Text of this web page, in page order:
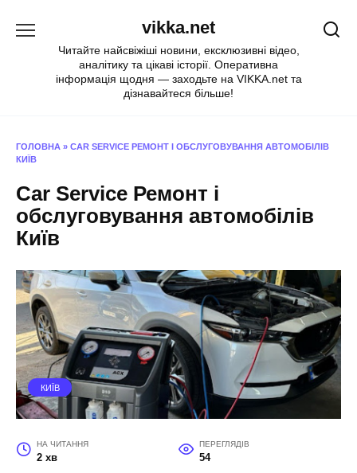
vikka.net
Читайте найсвіжіші новини, ексклюзивні відео,
аналітику та цікаві історії. Оперативна
інформація щодня — заходьте на VIKKA.net та
дізнавайтеся більше!
ГОЛОВНА » CAR SERVICE РЕМОНТ І ОБСЛУГОВУВАННЯ АВТОМОБІЛІВ
КИЇВ
Car Service Ремонт і
обслуговування автомобілів
Київ
КИЇВ
НА ЧИТАННЯ
2 хв
ПЕРЕГЛЯДІВ
54